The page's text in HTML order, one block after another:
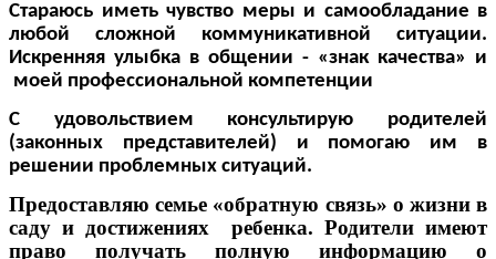
Стараюсь иметь чувство меры и самообладание в
любой сложной коммуникативной ситуации.
Искренняя улыбка в общении - «знак качества» и
моей профессиональной компетенции
С удовольствием консультирую родителей
(законных представителей) и помогаю им в
решении проблемных ситуаций.
Предоставляю семье «обратную связь» о жизни в
саду и достижениях ребенка. Родители имеют
право получать полную информацию о